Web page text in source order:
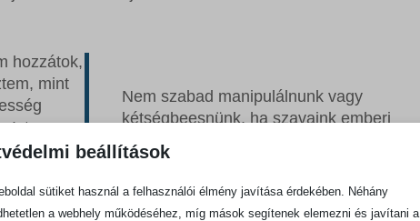
Nem szabad manipulálnunk vagy
kétségbeesnünk, ha szavaink emberi
másokéi.
hozzátok,
mint
Isten
beállítások
sütiket használ a felhasználói élmény javítása érdekében. Néhány
a webhely működéséhez, míg mások segítenek elemezni és javítani a